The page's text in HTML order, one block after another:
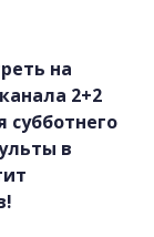
на
2+2
в